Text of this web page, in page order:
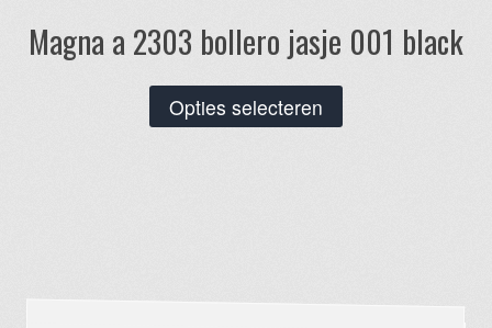
Magna a 2303 bollero jasje 001 black
Opties selecteren
product